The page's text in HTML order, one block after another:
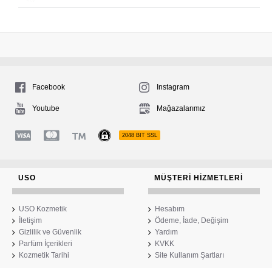
Facebook Instagram
Youtube Mağazalarımız
2048 BIT SSL
USO
USO Kozmetik
İletişim
Gizlilik ve Güvenlik
Parfüm İçerikleri
Kozmetik Tarihi
MÜŞTERI HIZMETLERI
Hesabım
Ödeme, İade, Değişim
Yardım
KVKK
Site Kullanım Şartları